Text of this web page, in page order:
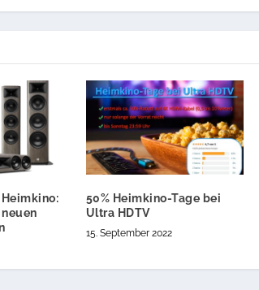
50% Heimkino-Tage bei
Ultra HDTV
15. September 2022